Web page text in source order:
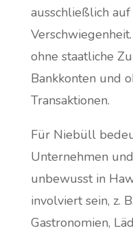
ausschließlich
ohne staatliche
Bankkonten und
Transaktionen.
Für Niebüll
Unternehmen
unbewusst in
involviert sein, z.
Gastronomien,